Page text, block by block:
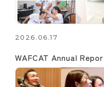
2026.06.17
WAFCAT Annual